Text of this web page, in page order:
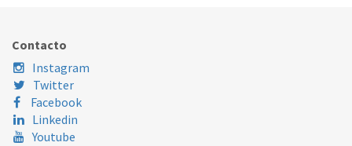
Contacto
Instagram
Twitter
Facebook
Linkedin
Youtube